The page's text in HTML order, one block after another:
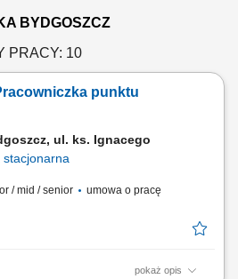
BYDGOSZCZ
PRACY: 10
punktu
ul. ks. Ignacego
stacjonarna
/ mid / senior
umowa o pracę
pokaż opis